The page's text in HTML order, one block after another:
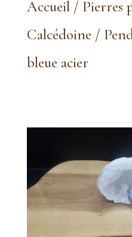
Accueil/ Pierres
Calcédoine/
bleue acier